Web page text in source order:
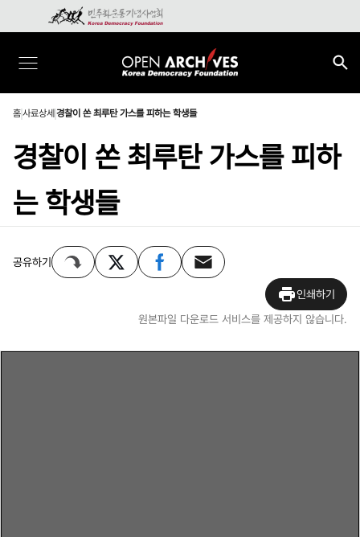
홈사료상세 경찰이 쏜 최루탄 가스를 피하는 학생들
경찰이 쏜 최루탄 가스를 피하
는 학생들
공유하기
인쇄하기
원본파일 다운로드 서비스를 제공하지 않습니다.